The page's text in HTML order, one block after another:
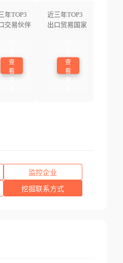
年TOP3
交易伙伴
查
看
近三年TOP3
出口贸易国家
查
看
监控企业
挖掘联系方式